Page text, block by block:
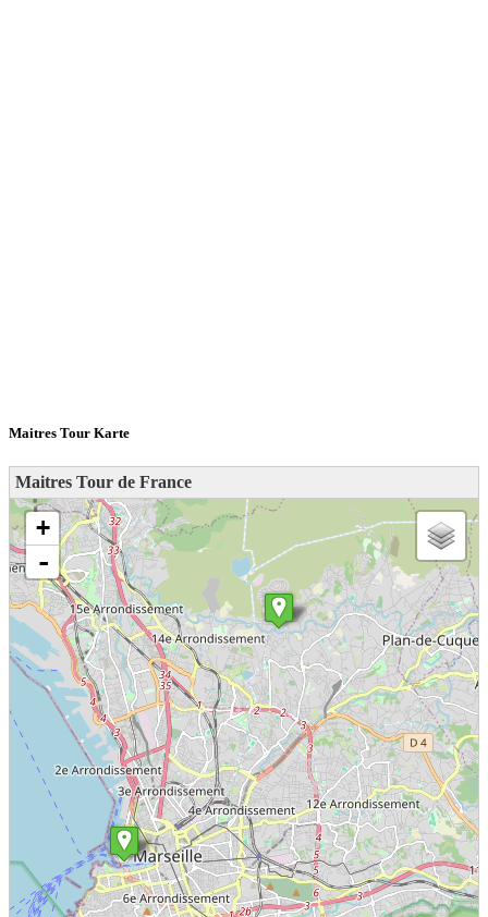
Maitres Tour Karte
Maitres Tour de France
loading map - please wait...
+
-